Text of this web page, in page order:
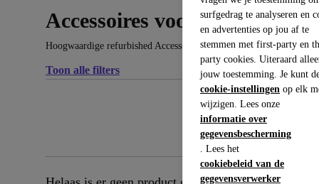
surfgedrag te analyseren en
en advertenties op jou af te
stemmen met first-party en
party cookies. Uiteraard
jouw toestemming. Je kunt
cookie-instellingen op elk
wijzigen. Lees onze
informatie over
gegevensbescherming
. Lees het
cookiebeleid van de
gegevensverwerker
Accessoires voor
Hoogwaardige refurbished Accessoires voor huishoudelijke
Toon alle filters